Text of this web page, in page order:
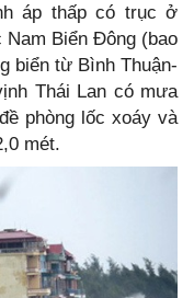
áp thấp có trục ở
Biển Đông (bao
biển từ Bình Thuận-
Thái Lan có mưa
phòng lốc xoáy và
mét.